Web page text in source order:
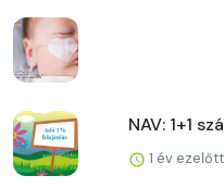
NAV: 1+1
1 év ezelőtt